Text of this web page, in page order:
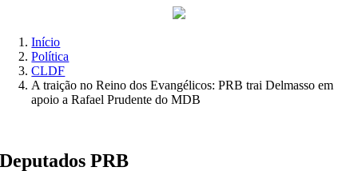
Início
Política
CLDF
A traição no Reino dos Evangélicos: PRB trai Delmasso em
apoio a Rafael Prudente do MDB
Deputados PRB